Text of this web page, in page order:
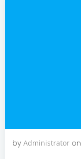
by Administrator on